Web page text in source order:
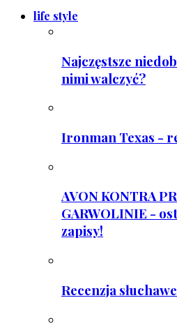
life style
Najczęstsze
nimi walczyć?
Ironman Texas -
AVON KONTRA
GARWOLINIE -
zapisy!
Recenzja